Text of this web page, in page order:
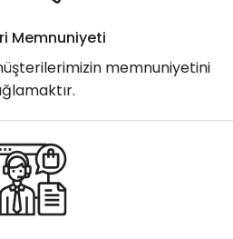
Memnuniyeti
memnuniyetini